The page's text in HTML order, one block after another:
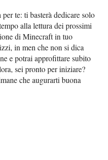
te: ti basterà dedicare solo
alla lettura dei prossimi
di Minecraft in tuo
in men che non si dica
e potrai approfittare subito
sei pronto per iniziare?
che augurarti buona